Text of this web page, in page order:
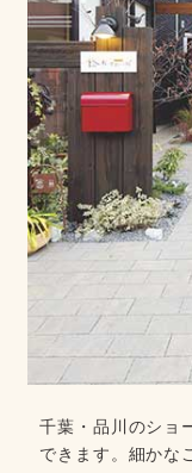
千葉・品川のショ
できます。細かな